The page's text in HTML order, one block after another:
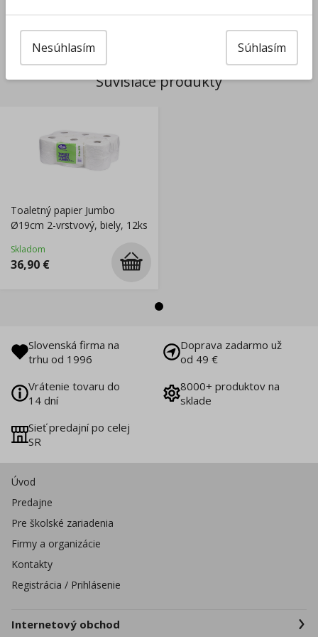
Výrobca/Distribútor
Súvisiace produkty
Toaletný papier Jumbo
Ø19cm 2-vrstvový, biely, 12ks
Skladom
36,90 €
Slovenská firma na
trhu od 1996
Doprava zadarmo už
od 49 €
Vrátenie tovaru do
14 dní
8000+ produktov na
sklade
Sieť predajní po celej
SR
Úvod
Predajne
Pre školské zariadenia
Firmy a organizácie
Kontakty
Registrácia / Prihlásenie
Internetový obchod
Súhlasím
Nesúhlasím